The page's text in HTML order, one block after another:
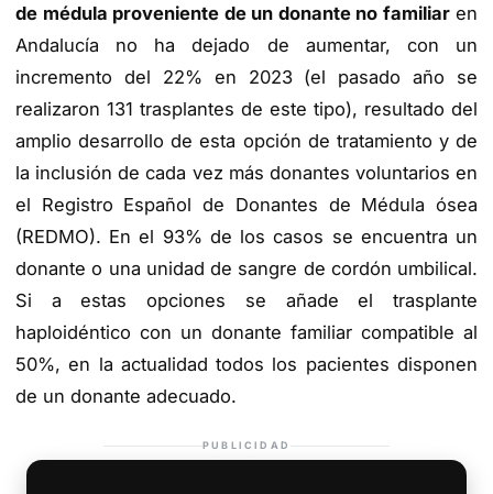
de médula proveniente de un donante no familiaren
Andalucía no ha dejado de aumentar, con un
incremento del 22% en 2023 (el pasado año se
realizaron 131 trasplantes de este tipo), resultado del
amplio desarrollo de esta opción de tratamiento y de
la inclusión de cada vez más donantes voluntarios en
el Registro Español de Donantes de Médula ósea
(REDMO). En el 93% de los casos se encuentra un
donante o una unidad de sangre de cordón umbilical.
Si a estas opciones se añade el trasplante
haploidéntico con un donante familiar compatible al
50%, en la actualidad todos los pacientes disponen
de un donante adecuado.
PUBLICIDAD